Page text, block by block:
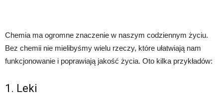
Chemia ma ogromne znaczenie w naszym codziennym życiu.
Bez chemii nie mielibyśmy wielu rzeczy, które ułatwiają nam
funkcjonowanie i poprawiają jakość życia. Oto kilka przykładów:
1. Leki